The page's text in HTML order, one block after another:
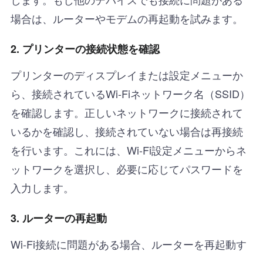
場合は、ルーターやモデムの再起動を試みます。
2. プリンターの接続状態を確認
プリンターのディスプレイまたは設定メニューか
ら、接続されているWi-Fiネットワーク名（SSID）
を確認します。正しいネットワークに接続されて
いるかを確認し、接続されていない場合は再接続
を行います。これには、Wi-Fi設定メニューからネ
ットワークを選択し、必要に応じてパスワードを
入力します。
3. ルーターの再起動
Wi-Fi接続に問題がある場合、ルーターを再起動す